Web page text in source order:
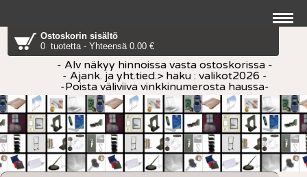
Ostoskorin sisältö
0 tuotetta - Yhteensä 0.00 €
- Alv näkyy hinnoissa vasta ostoskorissa -
- Ajank. ja yht.tied.> haku : valikot2026 -
-Poista väliviiva vinkkinumerosta haussa-